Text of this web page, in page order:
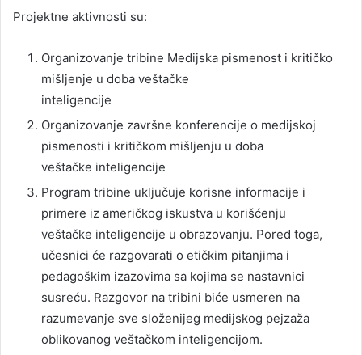
Projektne aktivnosti su:
Organizovanje tribine Medijska pismenost i kritičko
mišljenje u doba veštačke
inteligencije
Organizovanje završne konferencije o medijskoj
pismenosti i kritičkom mišljenju u doba
veštačke inteligencije
Program tribine uključuje korisne informacije i
primere iz američkog iskustva u korišćenju
veštačke inteligencije u obrazovanju. Pored toga,
učesnici će razgovarati o etičkim pitanjima i
pedagoškim izazovima sa kojima se nastavnici
susreću. Razgovor na tribini biće usmeren na
razumevanje sve složenijeg medijskog pejzaža
oblikovanog veštačkom inteligencijom.